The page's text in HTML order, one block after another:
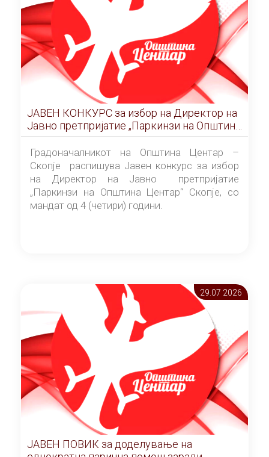
ЈАВЕН КОНКУРС за избор на Директор на
Јавно претпријатие „Паркинзи на Општина
Центар“ – Скопје
Градоначалникот на Општина Центар –
Скопје распишува Јавен конкурс за избор
на Директор на Јавно претпријатие
„Паркинзи на Општина Центар“ Скопје, со
мандат од 4 (четири) години.
29.07 2026
ЈАВЕН ПОВИК за доделување на